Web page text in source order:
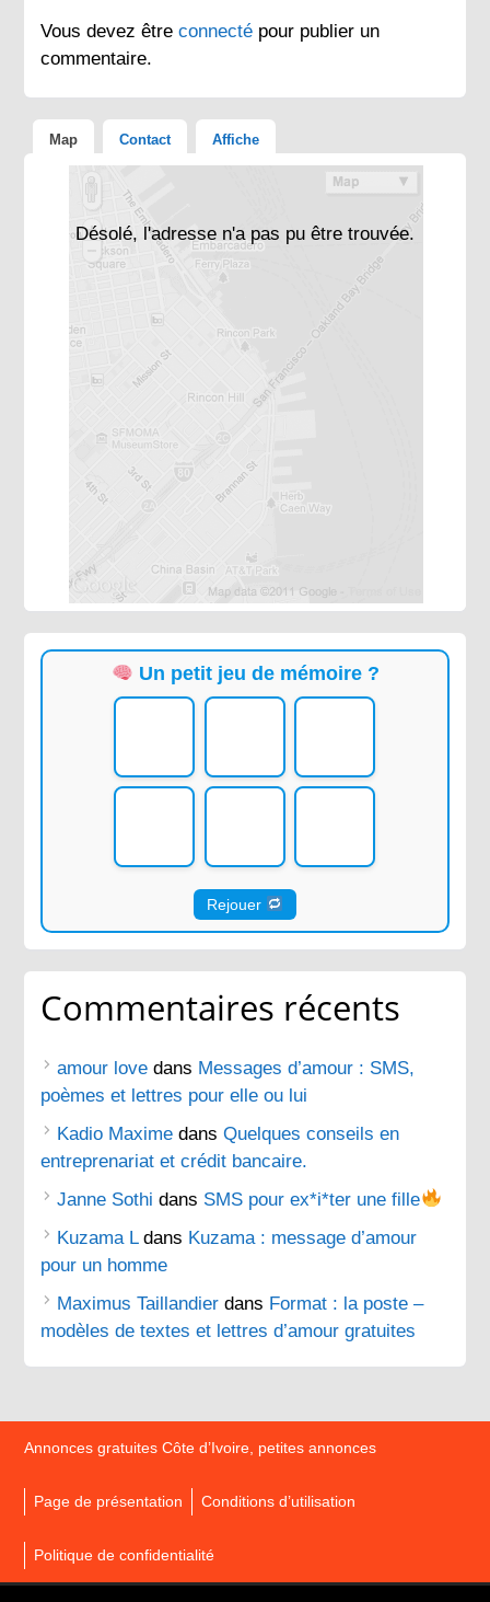
Vous devez êtreconnecté pour publier un
commentaire.
Map Contact Affiche
Désolé, l'adresse n'a pas pu être trouvée.
Un petit jeu de mémoire ?
Rejouer
Commentaires récents
amour love dans Messages d’amour : SMS,
poèmes et lettres pour elle ou lui
Kadio Maxime dansQuelques conseils en
entreprenariat et crédit bancaire.
Janne Sothi dans SMS pour ex*i*ter une fille
Kuzama Ldans Kuzama : message d’amour
pour un homme
Maximus Taillandier dans Format : la poste –
modèles de textes et lettres d’amour gratuites
Annonces gratuites Côte d’Ivoire, petites annonces
Page de présentation Conditions d’utilisation
Politique de confidentialité